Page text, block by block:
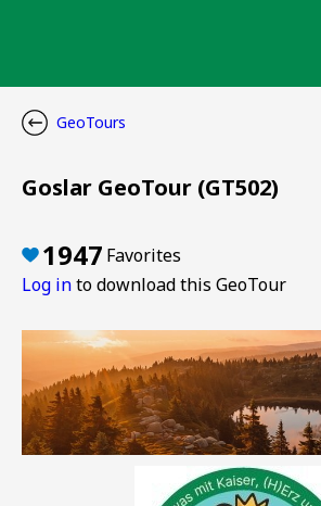
GeoTours
Goslar GeoTour (GT502)
1947 Favorites
Log into download this GeoTour